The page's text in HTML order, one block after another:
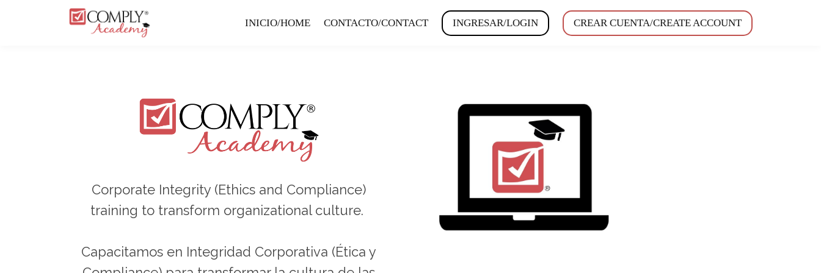
INICIO/HOME CONTACTO/CONTACT INGRESAR/LOGIN CREAR CUENTA/CREATE ACCOUNT
Corporate Integrity (Ethics and Compliance)
training to transform organizational culture.
Capacitamos en Integridad Corporativa (Ética y